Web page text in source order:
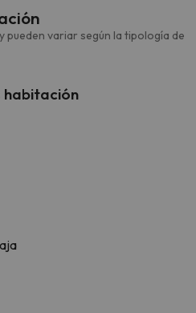
pueden variar según la tipología de
habitación